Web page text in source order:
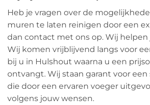
Heb je vragen over de
muren te laten reinigen door een
dan contact met ons op. Wij helpen
Wij komen vrijblijvend langs voor
bij u in Hulshout waarna u een
ontvangt. Wij staan garant voor een
die door een ervaren voeger
volgens jouw wensen.